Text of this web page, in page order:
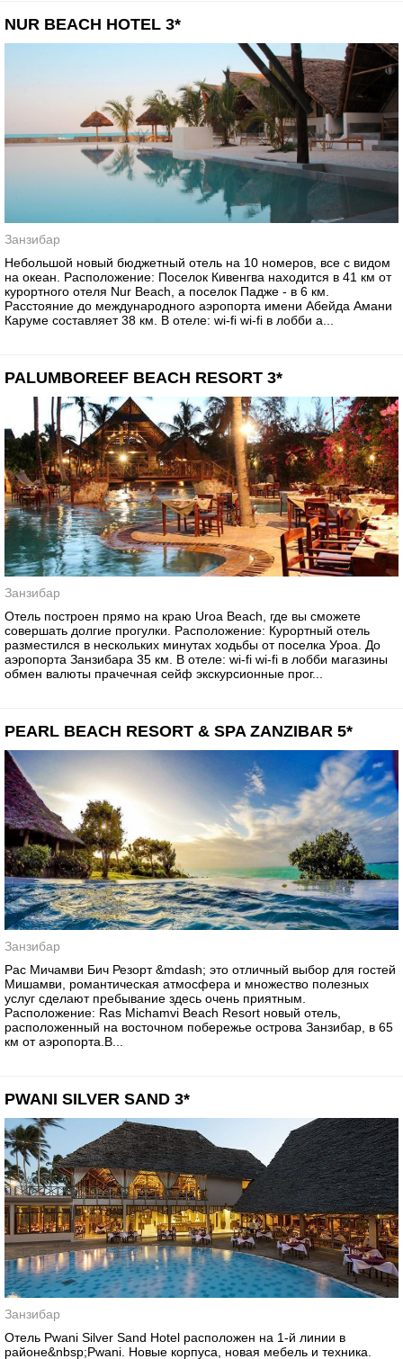
NUR BEACH HOTEL 3*
Занзибар
Небольшой новый бюджетный отель на 10 номеров, все с видом
на океан. Расположение: Поселок Кивенгва находится в 41 км от
курортного отеля Nur Beach, а поселок Падже - в 6 км.
Расстояние до международного аэропорта имени Абейда Амани
Каруме составляет 38 км. В отеле: wi-fi wi-fi в лобби а...
PALUMBOREEF BEACH RESORT 3*
Занзибар
Отель построен прямо на краю Uroa Beach, где вы сможете
совершать долгие прогулки. Расположение: Курортный отель
разместился в нескольких минутах ходьбы от поселка Уроа. До
аэропорта Занзибара 35 км. В отеле: wi-fi wi-fi в лобби магазины
обмен валюты прачечная сейф экскурсионные прог...
PEARL BEACH RESORT & SPA ZANZIBAR 5*
Занзибар
Рас Мичамви Бич Резорт &mdash; это отличный выбор для гостей
Мишамви, романтическая атмосфера и множество полезных
услуг сделают пребывание здесь очень приятным.
Расположение: Ras Michamvi Beach Resort новый отель,
расположенный на восточном побережье острова Занзибар, в 65
км от аэропорта.В...
PWANI SILVER SAND 3*
Занзибар
Отель Pwani Silver Sand Hotel расположен на 1-й линии в
районе&nbsp;Pwani. Новые корпуса, новая мебель и техника.